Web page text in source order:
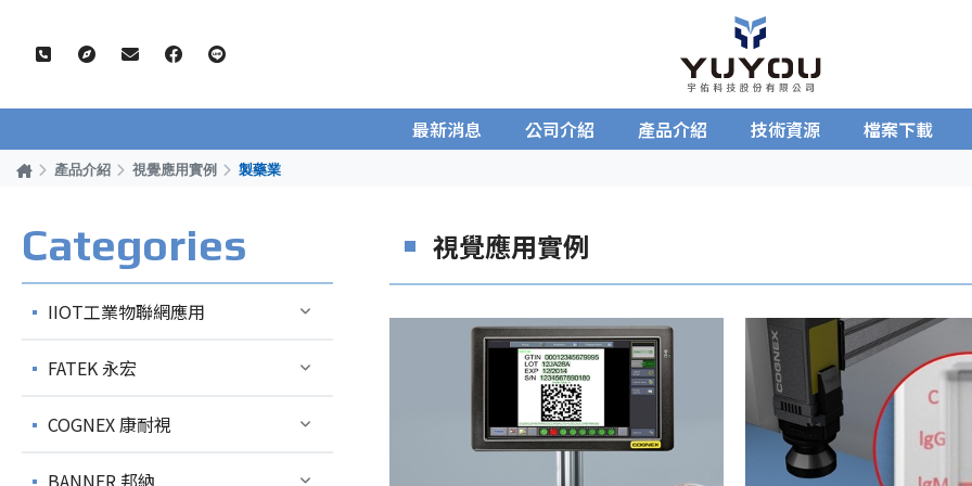
最新消息 公司介紹 產品介紹 技術資源 檔案下載
產品介紹 視覺應用實例 製藥業
Categories
IIOT工業物聯網應用
FATEK 永宏
COGNEX 康耐視
BANNER 邦納
視覺應用實例